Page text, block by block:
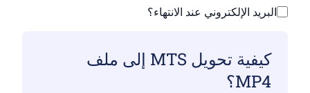
البريد الإلكتروني عند الانتهاء؟
كيفية تحويل MTS إلى ملف
MP4؟